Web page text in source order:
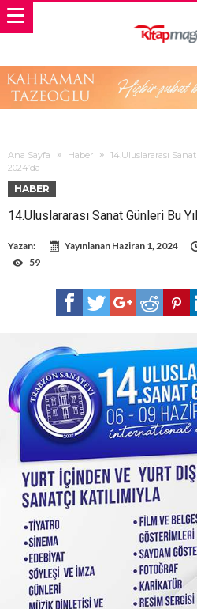
Ana Sayfa Haber
14.Uluslararası
2024’da
HABER
14.Uluslararası Sanat Günleri Bu
Yazan: Yayınlanan Haziran 1, 2024
59